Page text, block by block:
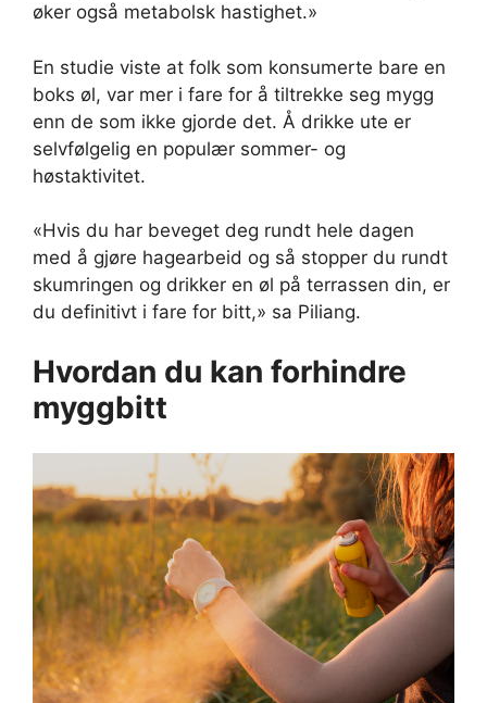
øker også metabolsk hastighet.»
En studie viste at folk som konsumerte bare en
boks øl, var mer i fare for å tiltrekke seg mygg
enn de som ikke gjorde det. Å drikke ute er
selvfølgelig en populær sommer- og
høstaktivitet.
«Hvis du har beveget deg rundt hele dagen
med å gjøre hagearbeid og så stopper du rundt
skumringen og drikker en øl på terrassen din, er
du definitivt i fare for bitt,» sa Piliang.
Hvordan du kan forhindre
myggbitt